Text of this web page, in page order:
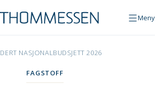
Meny
NASJONALBUDSJETT 2026
FAGSTOFF